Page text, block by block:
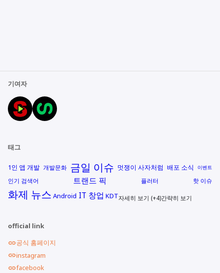
기여자
태그
1인 앱 개발 개발문화 금일 이슈 멋쟁이 사자처럼 배포 소식 이벤트
인기 검색어 트랜드 픽 플러터 핫 이슈
화제 뉴스 Android IT 창업 KDT자세히 보기 (+4)간략히 보기
official link
공식 홈페이지
instagram
facebook